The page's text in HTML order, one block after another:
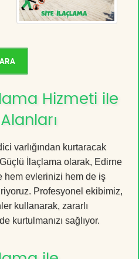
Hizmeti ile
varlığından kurtaracak
İlaçlama olarak, Edirne
hem evlerinizi hem de iş
Profesyonel ekibimiz,
kullanarak, zararlı
kurtulmanızı sağlıyor.